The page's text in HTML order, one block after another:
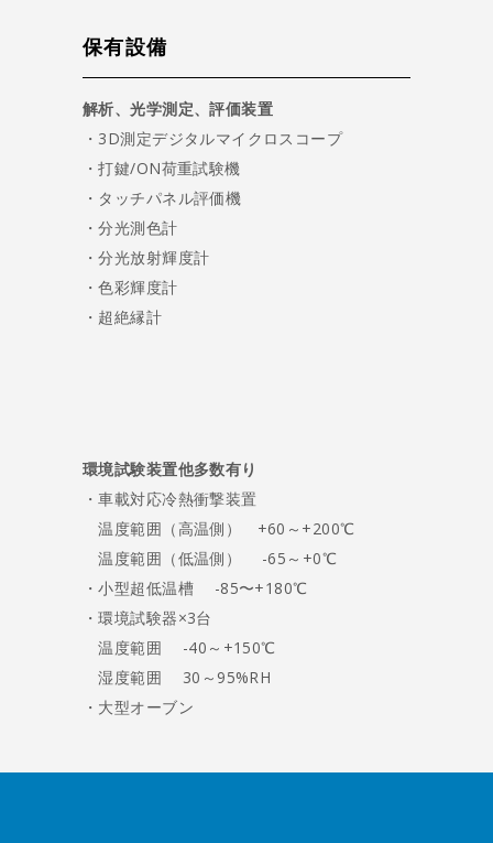
保有設備
解析、光学測定、評価装置
・3D測定デジタルマイクロスコープ
・打鍵/ON荷重試験機
・タッチパネル評価機
・分光測色計
・分光放射輝度計
・色彩輝度計
・超絶縁計
環境試験装置他多数有り
・車載対応冷熱衝撃装置
温度範囲（高温側） +60～+200℃
温度範囲（低温側） -65～+0℃
・小型超低温槽 -85〜+180℃
・環境試験器×3台
温度範囲 -40～+150℃
湿度範囲 30～95%RH
・大型オーブン